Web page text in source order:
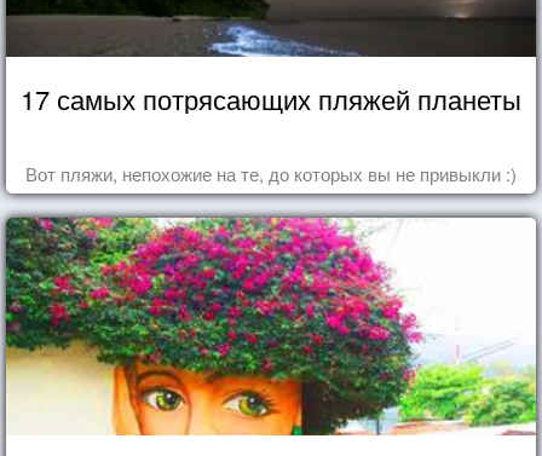
17 самых потрясающих пляжей планеты
Вот пляжи, непохожие на те, до которых вы не привыкли :)